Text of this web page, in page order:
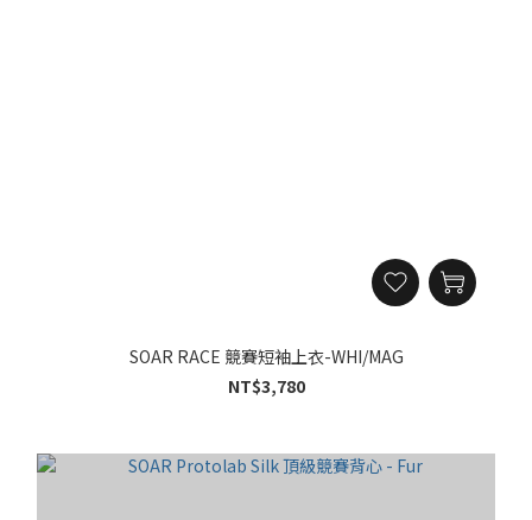
SOAR RACE 競賽短袖上衣-WHI/MAG
NT$3,780